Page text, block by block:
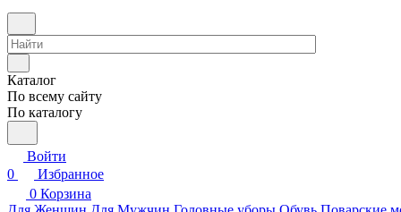
Каталог
По всему сайту
По каталогу
Войти
0
Избранное
0 Корзина